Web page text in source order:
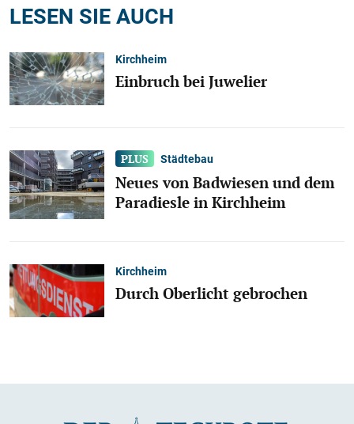
LESEN SIE AUCH
Kirchheim
Einbruch bei Juwelier
Städtebau
Neues von Badwiesen und dem
Paradiesle in Kirchheim
Kirchheim
Durch Oberlicht gebrochen